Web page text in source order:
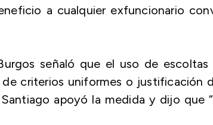
a cualquier exfuncionario
señaló que el uso de escoltas
criterios uniformes o justificación
apoyó la medida y dijo que